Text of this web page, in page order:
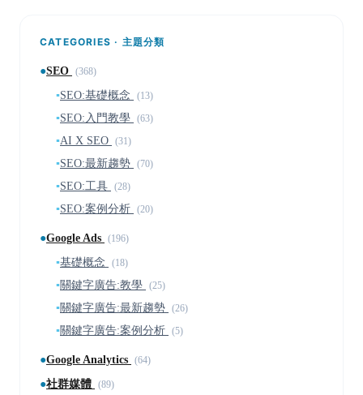
CATEGORIES · 主題分類
●SEO (368)
▪SEO:基礎概念 (13)
▪SEO:入門教學 (63)
▪AI X SEO (31)
▪SEO:最新趨勢 (70)
▪SEO:工具 (28)
▪SEO:案例分析 (20)
●Google Ads (196)
▪基礎概念 (18)
▪關鍵字廣告:教學 (25)
▪關鍵字廣告:最新趨勢 (26)
▪關鍵字廣告:案例分析 (5)
●Google Analytics (64)
●社群媒體 (89)